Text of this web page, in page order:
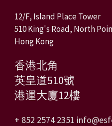
12/F, Island Place Tower
510 King's Road, North
Hong Kong
香港北角
英皇道510號
港運大廈12樓
+ 852 2574 2351